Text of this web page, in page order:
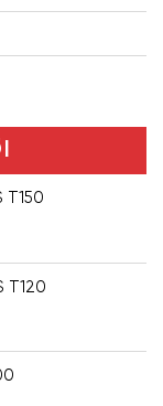
T150
T120